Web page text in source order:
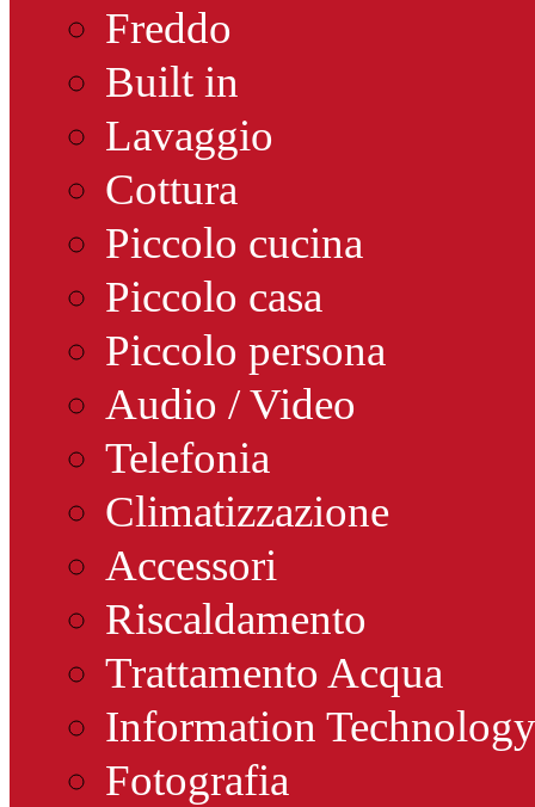
Freddo
Built in
Lavaggio
Cottura
Piccolo cucina
Piccolo casa
Piccolo persona
Audio / Video
Telefonia
Climatizzazione
Accessori
Riscaldamento
Trattamento Acqua
Information Technology
Fotografia